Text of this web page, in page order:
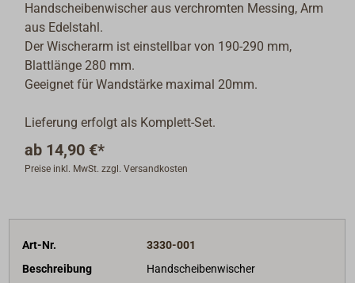
Handscheibenwischer aus verchromten Messing, Arm
aus Edelstahl.
Der Wischerarm ist einstellbar von 190-290 mm,
Blattlänge 280 mm.
Geeignet für Wandstärke maximal 20mm.
Lieferung erfolgt als Komplett-Set.
ab 14,90 €*
Preise inkl. MwSt. zzgl. Versandkosten
Art-Nr.
3330-001
Beschreibung
Handscheibenwischer